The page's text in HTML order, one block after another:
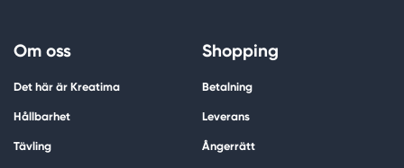
Om oss
Det här är Kreatima
Hållbarhet
Tävling
Shopping
Betalning
Leverans
Ångerrätt